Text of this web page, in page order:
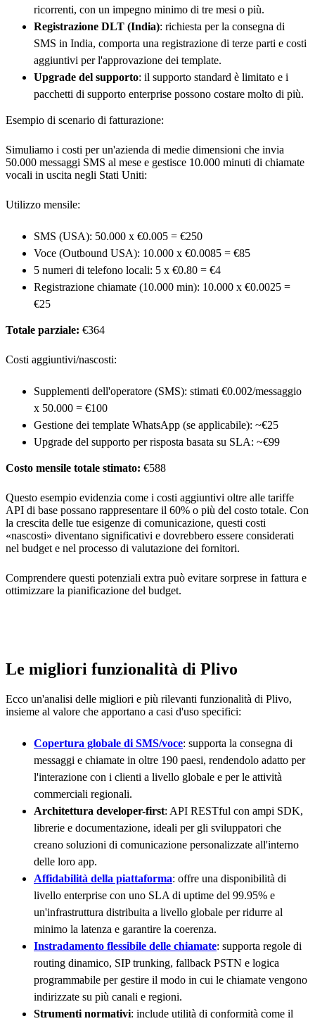
ricorrenti, con un impegno minimo di tre mesi o più.
Registrazione DLT (India): richiesta per la consegna di
SMS in India, comporta una registrazione di terze parti e costi
aggiuntivi per l'approvazione dei template.
Upgrade del supporto: il supporto standard è limitato e i
pacchetti di supporto enterprise possono costare molto di più.
Esempio di scenario di fatturazione:
Simuliamo i costi per un'azienda di medie dimensioni che invia
50.000 messaggi SMS al mese e gestisce 10.000 minuti di chiamate
vocali in uscita negli Stati Uniti:
Utilizzo mensile:
SMS (USA): 50.000 x €0.005 = €250
Voce (Outbound USA): 10.000 x €0.0085 = €85
5 numeri di telefono locali: 5 x €0.80 = €4
Registrazione chiamate (10.000 min): 10.000 x €0.0025 =
€25
Totale parziale: €364
Costi aggiuntivi/nascosti:
Supplementi dell'operatore (SMS): stimati €0.002/messaggio
x 50.000 = €100
Gestione dei template WhatsApp (se applicabile): ~€25
Upgrade del supporto per risposta basata su SLA: ~€99
Costo mensile totale stimato: €588
Questo esempio evidenzia come i costi aggiuntivi oltre alle tariffe
API di base possano rappresentare il 60% o più del costo totale. Con
la crescita delle tue esigenze di comunicazione, questi costi
«nascosti» diventano significativi e dovrebbero essere considerati
nel budget e nel processo di valutazione dei fornitori.
Comprendere questi potenziali extra può evitare sorprese in fattura e
ottimizzare la pianificazione del budget.
Le migliori funzionalità di Plivo
Ecco un'analisi delle migliori e più rilevanti funzionalità di Plivo,
insieme al valore che apportano a casi d'uso specifici:
Copertura globale di SMS/voce: supporta la consegna di
messaggi e chiamate in oltre 190 paesi, rendendolo adatto per
l'interazione con i clienti a livello globale e per le attività
commerciali regionali.
Architettura developer-first: API RESTful con ampi SDK,
librerie e documentazione, ideali per gli sviluppatori che
creano soluzioni di comunicazione personalizzate all'interno
delle loro app.
Affidabilità della piattaforma: offre una disponibilità di
livello enterprise con uno SLA di uptime del 99.95% e
un'infrastruttura distribuita a livello globale per ridurre al
minimo la latenza e garantire la coerenza.
Instradamento flessibile delle chiamate: supporta regole di
routing dinamico, SIP trunking, fallback PSTN e logica
programmabile per gestire il modo in cui le chiamate vengono
indirizzate su più canali e regioni.
Strumenti normativi: include utilità di conformità come il